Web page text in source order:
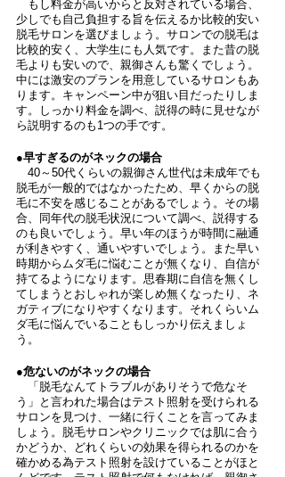
もし料金が高いからと反対されている場合、
少しでも自己負担する旨を伝えるか比較的安い
脱毛サロンを選びましょう。サロンでの脱毛は
比較的安く、大学生にも人気です。また昔の脱
毛よりも安いので、親御さんも驚くでしょう。
中には激安のプランを用意しているサロンもあ
ります。キャンペーン中が狙い目だったりしま
す。しっかり料金を調べ、説得の時に見せなが
ら説明するのも1つの手です。
●早すぎるのがネックの場合
40～50代くらいの親御さん世代は未成年でも
脱毛が一般的ではなかったため、早くからの脱
毛に不安を感じることがあるでしょう。その場
合、同年代の脱毛状況について調べ、説得する
のも良いでしょう。早い年のほうが時間に融通
が利きやすく、通いやすいでしょう。また早い
時期からムダ毛に悩むことが無くなり、自信が
持てるようになります。思春期に自信を無くし
てしまうとおしゃれが楽しめ無くなったり、ネ
ガティブになりやすくなります。それくらいム
ダ毛に悩んでいることもしっかり伝えましょ
う。
●危ないのがネックの場合
「脱毛なんてトラブルがありそうで危なそ
う」と言われた場合はテスト照射を受けられる
サロンを見つけ、一緒に行くことを言ってみま
しょう。脱毛サロンやクリニックでは肌に合う
かどうか、どれくらいの効果を得られるのかを
確かめる為テスト照射を設けていることがほと